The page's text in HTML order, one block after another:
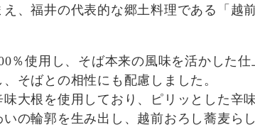
、福井の代表的な郷土料理である「越
％使用し、そば本来の風味を活かした
そばとの相性にも配慮しました。
大根を使用しており、ピリッとした辛
の輪郭を生み出し、越前おろし蕎麦ら